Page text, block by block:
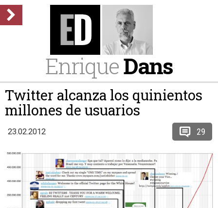
EnriqueDans
Twitter alcanza los quinientos
millones de usuarios
23.02.2012 29